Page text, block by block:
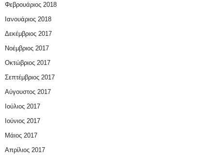
Φεβρουάριος 2018
Ιανουάριος 2018
Δεκέμβριος 2017
Νοέμβριος 2017
Οκτώβριος 2017
Σεπτέμβριος 2017
Αύγουστος 2017
Ιούλιος 2017
Ιούνιος 2017
Μάιος 2017
Απρίλιος 2017